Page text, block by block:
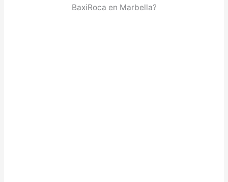
BaxiRoca en Marbella?